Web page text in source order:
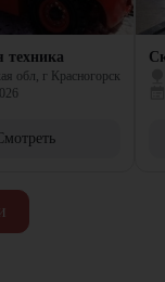
техника
обл, г Красногорск